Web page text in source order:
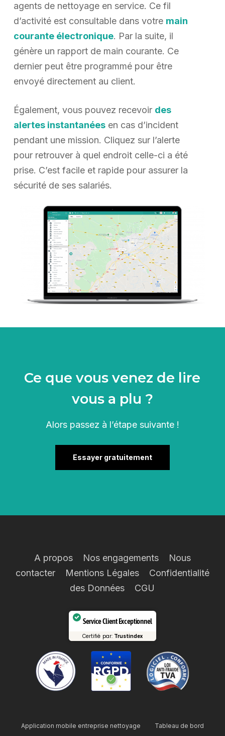
agents de nettoyage en service. Ce fil
d’activité est consultable dans votre main
courante électronique. Par la suite, il
génère un rapport de main courante. Ce
dernier peut être programmé pour être
envoyé directement au client.
Également, vous pouvez recevoir des
alertes instantanéesen cas d’incident
pendant une mission. Cliquez sur l’alerte
pour retrouver à quel endroit celle-ci a été
prise. C’est facile et rapide pour assurer la
sécurité de ses salariés.
Ce que vous venez de lire
vous a plu ?
Alors passez à l’étape suivante !
Essayer gratuitement
A propos Nos engagements
Nous
contacter
Mentions Légales
Confidentialité
des Données
CGU
Service Client Exceptionnel
Certifié par: Trustindex
Application mobile entreprise nettoyage Tableau de bord